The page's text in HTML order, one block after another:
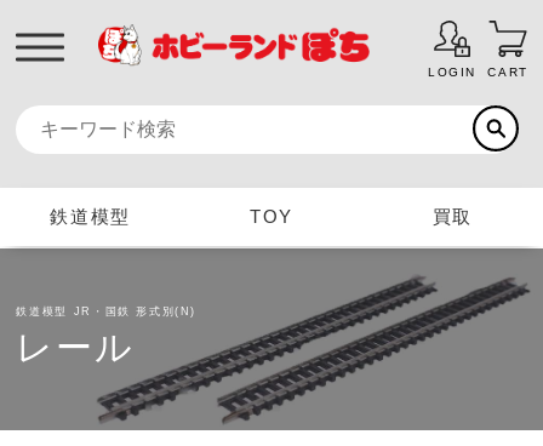
LOGIN CART
鉄道模型 TOY 買取
鉄道模型 JR・国鉄 形式別(N)
レール